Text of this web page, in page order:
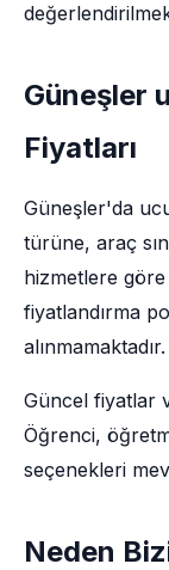
Güneşler
Fiyatları
Güneşler'da
türüne, araç
hizmetlere
fiyatlandırma
alınmamaktadır.
Güncel fiyatlar
Öğrenci,
seçenekleri
Neden